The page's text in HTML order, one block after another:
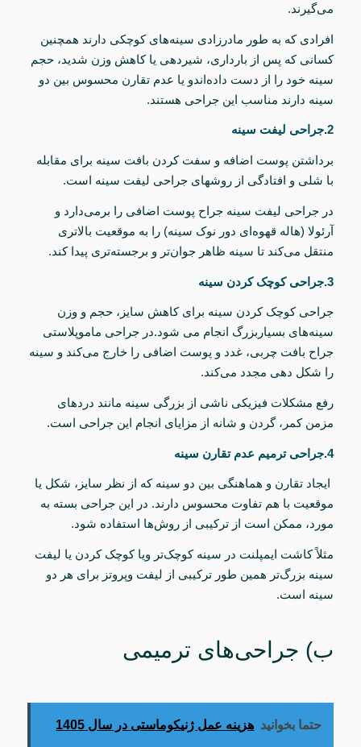
می‌گیرند.
افرادی که به طور مادرزادی سینه‌های کوچکی دارند همچنین
کسانی که پس از بارداری، شیردهی یا کاهش وزن شدید، حجم
سینه خود را از دست داده‌اندو یا عدم تقارن محسوس بین دو
سینه دارند مناسب این جراحی هستند.
2. جراحی لیفت سینه
برداشتن پوست اضافه و سفت کردن بافت سینه برای مقابله
با شلی و افتادگی از روشهای جراحی لیفت سینه است.
در جراحی لیفت سینه جراح پوست اضافی را برمی‌دارد و
آرئولا (هاله قهوه‌ای دور نوک سینه) را به موقعیت بالاتری
منتقل می‌کند تا سینه ظاهر جوان‌تر و برجسته‌تری پیدا کند.
3. جراحی کوچک کردن سینه
جراحی کوچک کردن سینه برایکاهش سایز، حجم و وزن
سینه‌های بسیاربزرگ انجام می شود.در جراحی ماموپلاستی
جراح بافت چربی، غدد و پوست اضافی را خارج می‌کند و سینه
را شکل دهی مجدد می‌کند.
رفع مشکلات فیزیکی ناشی از بزرگی سینه مانند دردهای
مزمن کمر، گردن و شانه از مزایای انجام این جراحی است.
4.جراحی ترمیم عدم تقارن سینه
ایجاد تقارن و هماهنگی بین دو سینه که از نظر سایز، شکل یا
موقعیت با هم تفاوت محسوس دارند. در این جراحی بسته به
مورد، ممکن است از ترکیبی از روش‌ها استفاده شود.
مثلاً کاشت ایمپلنت در سینه کوچک‌تر ویاکوچک کردن یا لیفت
سینه بزرگ‌تر همین طور ترکیبی از لیفت وپروتز برای هر دو
سینه است.
ب) جراحی‌های ترمیمی
حتما بخوانید هزینه عمل ژنیکوماستی در سال 1405